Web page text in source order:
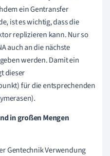
ein Gentransfer
ist es wichtig, dass die
replizieren kann. Nur so
auch an die nächste
werden. Damit ein
dieser
für die entsprechenden
in großen Mengen
Gentechnik Verwendung